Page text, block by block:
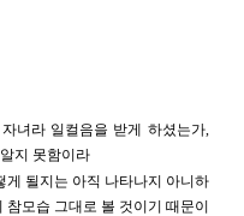
녀라 일컬음을 받게 하셨는가,
지 못함이라
될지는 아직 나타나지 아니하
모습 그대로 볼 것이기 때문이